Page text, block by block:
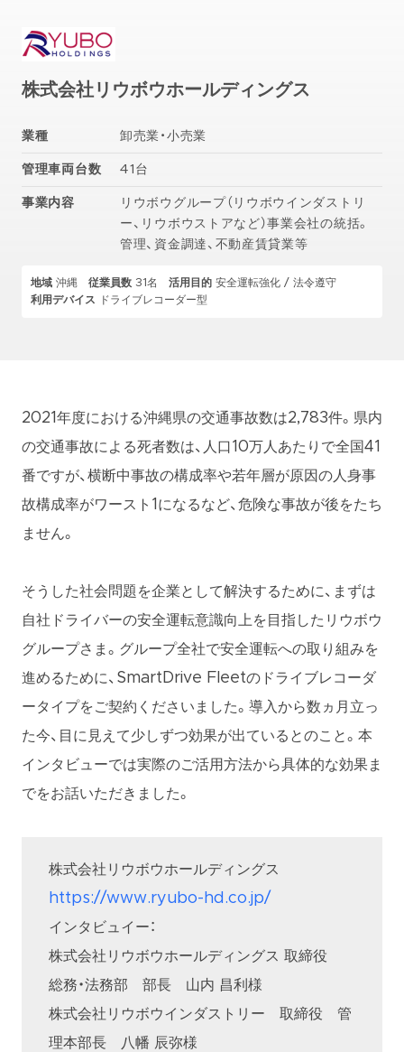
株式会社リウボウホールディングス
業種 卸売業・小売業
管理車両台数 41台
事業内容
リウボウグループ（リウボウインダストリ
ー、リウボウストアなど）事業会社の統括。
管理、資金調達、不動産賃貸業等
地域 沖縄 従業員数 31名 活用目的 安全運転強化 / 法令遵守
利用デバイス
ドライブレコーダー型
2021年度における沖縄県の交通事故数は2,783件。県内
の交通事故による死者数は、人口10万人あたりで全国41
番ですが、横断中事故の構成率や若年層が原因の人身事
故構成率がワースト1になるなど、危険な事故が後をたち
ません。
そうした社会問題を企業として解決するために、まずは
自社ドライバーの安全運転意識向上を目指したリウボウ
グループさま。グループ全社で安全運転への取り組みを
進めるために、SmartDrive Fleetのドライブレコーダ
ータイプをご契約くださいました。導入から数ヵ月立っ
た今、目に見えて少しずつ効果が出ているとのこと。本
インタビューでは実際のご活用方法から具体的な効果ま
でをお話いただきました。
株式会社リウボウホールディングス
https://www.ryubo-hd.co.jp/
インタビュイー：
株式会社リウボウホールディングス 取締役
総務・法務部 部長 山内 昌利様
株式会社リウボウインダストリー 取締役 管
理本部長 八幡 辰弥様